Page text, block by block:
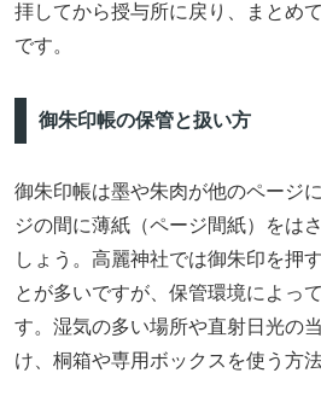
拝してから授与所に戻り、まとめ
です。
御朱印帳の保管と扱い方
御朱印帳は墨や朱肉が他のページ
ジの間に薄紙（ページ間紙）をは
しょう。高麗神社では御朱印を押
とが多いですが、保管環境によっ
す。湿気の多い場所や直射日光の
け、桐箱や専用ボックスを使う方